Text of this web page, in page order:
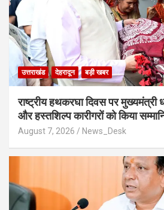
उत्तराखंड देहरादून बड़ी खबर
राष्ट्रीय हथकरघा दिवस पर मुख्यमंत्री
और हस्तशिल्प कारीगरों को किया
August 7, 2026 News_Desk